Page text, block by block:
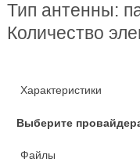
Тип антенны:
Количество
Характеристики
Выберите
Файлы